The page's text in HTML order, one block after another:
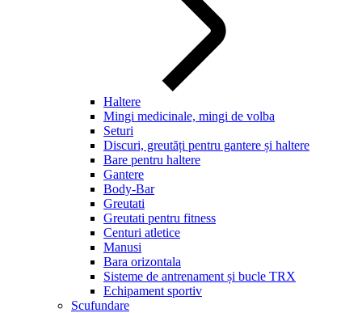
Haltere
Mingi medicinale, mingi de volba
Seturi
Discuri, greutăți pentru gantere și haltere
Bare pentru haltere
Gantere
Body-Bar
Greutati
Greutati pentru fitness
Centuri atletice
Manusi
Bara orizontala
Sisteme de antrenament și bucle TRX
Echipament sportiv
Scufundare